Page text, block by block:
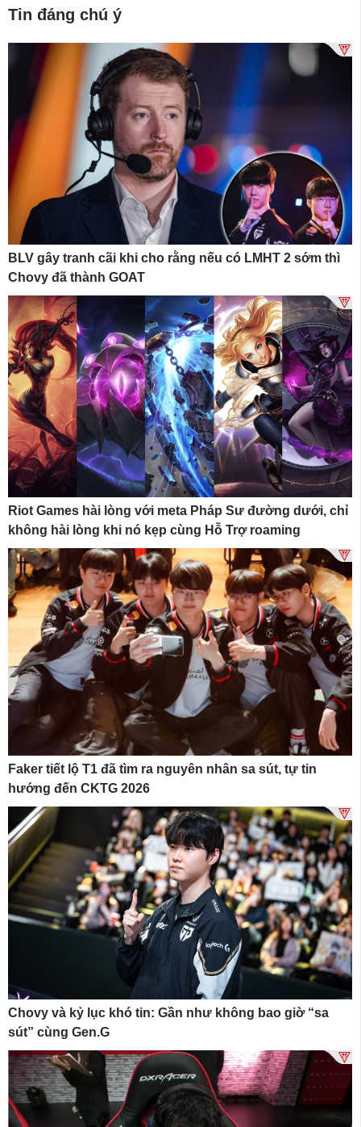
Tin đáng chú ý
BLV gây tranh cãi khi cho rằng nếu có LMHT 2 sớm thì
Chovy đã thành GOAT
Riot Games hài lòng với meta Pháp Sư đường dưới, chỉ
không hài lòng khi nó kẹp cùng Hỗ Trợ roaming
Faker tiết lộ T1 đã tìm ra nguyên nhân sa sút, tự tin
hướng đến CKTG 2026
Chovy và kỷ lục khó tin: Gần như không bao giờ “sa
sút” cùng Gen.G